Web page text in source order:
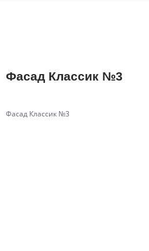
Фасад Классик №3
Фасад Классик №3